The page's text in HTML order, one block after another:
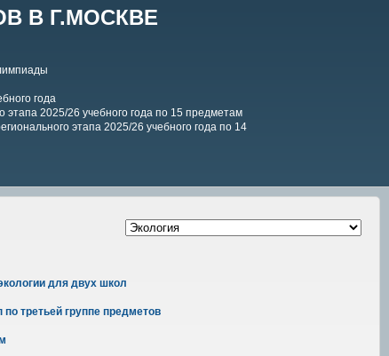
В Г.МОСКВЕ
года
2025/26 учебного года по 15 предметам
этапа 2025/26 учебного года по 14
для двух школ
третьей группе предметов